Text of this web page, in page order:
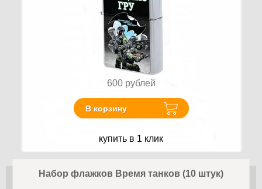
600 рублей
В корзину
купить в 1 клик
Набор флажков Время танков (10 штук)